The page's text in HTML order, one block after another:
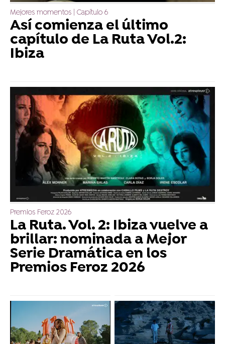
Mejores momentos | Capítulo 6
Así comienza el último
capítulo de La Ruta Vol.2:
Ibiza
Premios Feroz 2026
La Ruta. Vol. 2: Ibiza vuelve a
brillar: nominada a Mejor
Serie Dramática en los
Premios Feroz 2026